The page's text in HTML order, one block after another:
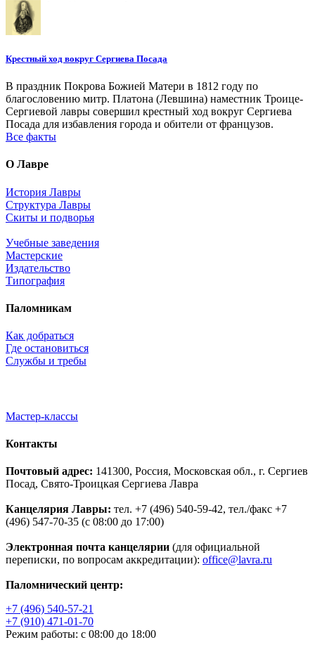
Крестный ход вокруг Сергиева Посада
В праздник Покрова Божией Матери в 1812 году по
благословению митр. Платона (Левшина) наместник Троице-
Сергиевой лавры совершил крестный ход вокруг Сергиева
Посада для избавления города и обители от французов.
Все факты
О Лавре
История Лавры
Структура Лавры
Скиты и подворья
Учебные заведения
Мастерские
Издательство
Типография
Паломникам
Как добраться
Где остановиться
Службы и требы
Мастер-классы
Контакты
Почтовый адрес: 141300, Россия, Московская обл., г. Сергиев
Посад, Свято-Троицкая Сергиева Лавра
Канцелярия Лавры: тел. +7 (496) 540-59-42, тел./факс +7
(496) 547-70-35 (с 08:00 до 17:00)
Электронная почта канцелярии (для официальной
переписки, по вопросам аккредитации): office@lavra.ru
Паломнический центр:
+7 (496) 540-57-21
+7 (910) 471-01-70
Режим работы: с 08:00 до 18:00